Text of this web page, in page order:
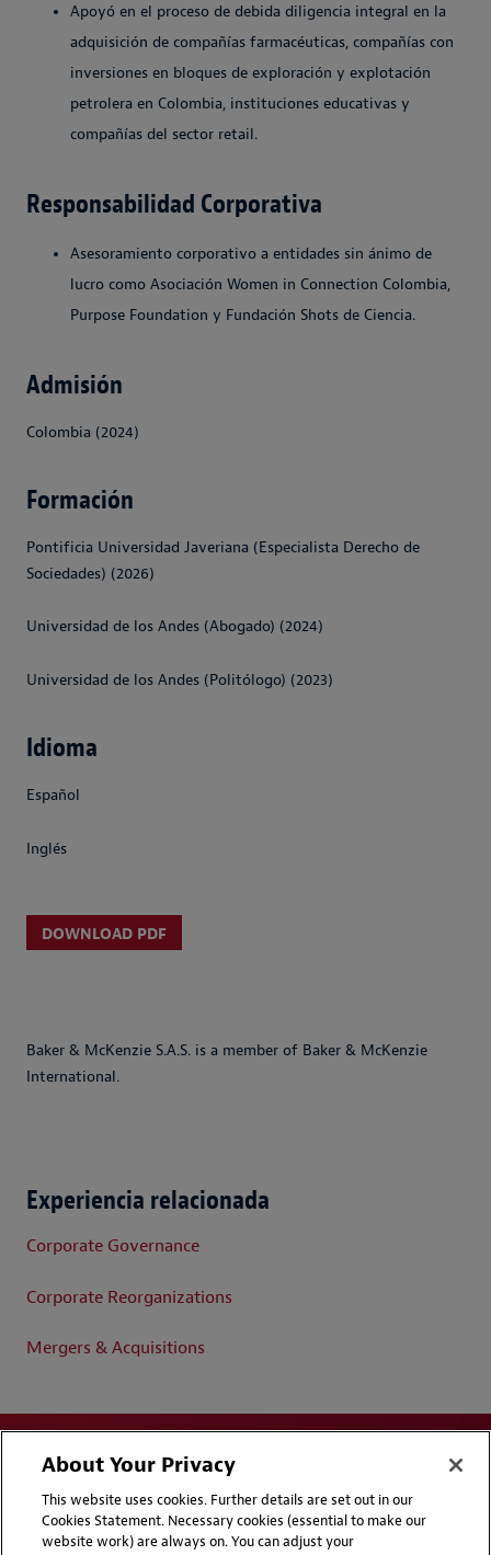
Apoyó en el proceso de debida diligencia integral en la
adquisición de compañías farmacéuticas, compañías con
inversiones en bloques de exploración y explotación
petrolera en Colombia, instituciones educativas y
compañías del sector retail.
Responsabilidad Corporativa
Asesoramiento corporativo a entidades sin ánimo de
lucro como Asociación Women in Connection Colombia,
Purpose Foundation y Fundación Shots de Ciencia.
Admisión
Colombia (2024)
Formación
Pontificia Universidad Javeriana (Especialista Derecho de
Sociedades) (2026)
Universidad de los Andes (Abogado) (2024)
Universidad de los Andes (Politólogo) (2023)
Idioma
Español
Inglés
DOWNLOAD PDF
Baker & McKenzie S.A.S. is a member of Baker & McKenzie
International.
Experiencia relacionada
Corporate Governance
Corporate Reorganizations
Mergers & Acquisitions
Disclaimers Privacy & Cookies Statement
About Your Privacy
This website uses cookies. Further details are set out in our
Cookies Statement. Necessary cookies (essential to make our
website work) are always on. You can adjust your